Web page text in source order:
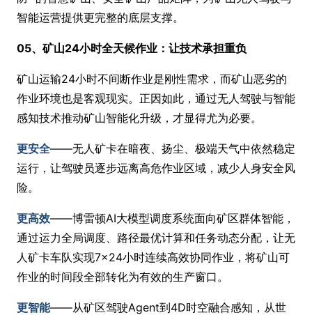
智能运营提供更完整的底层支撑。
05、矿山24小时全天候作业：让技术承担重负
矿山运输24小时不间断作业是刚性需求，而矿山恶劣的
作业环境也是客观现实。正因如此，通过无人驾驶与智能
感知技术推动矿山智能化升级，才显得尤为必要。
更安全——无人矿卡在暗夜、扬尘、极端天气中依然稳定
运行，让驾驶员逐步远离高危作业区域，减少人身安全风
险。
更高效——博雷顿AI大模型调度系统面向矿区群体智能，
通过运力全局调度、路径最优计算和任务动态分配，让无
人矿卡车队实现7×24小时连续高效协同作业，将矿山可
作业的时间段全部转化为有效的生产窗口。
更智能——从矿区驾驶Agent到4D时空融合感知，从世